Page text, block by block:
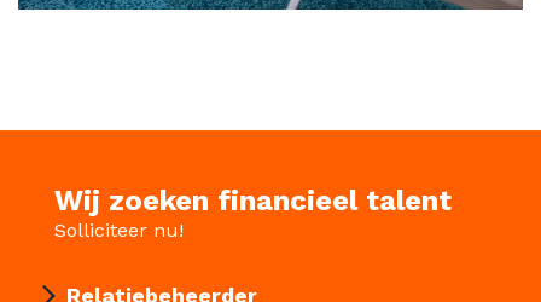
Wij zoeken financieel talent
Solliciteer nu!
Relatiebeheerder